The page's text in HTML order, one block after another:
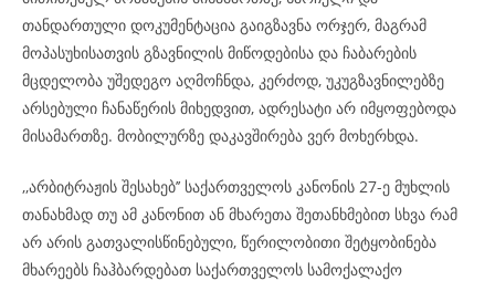
თანდართული დოკუმენტაცია გაიგზავნა ორჯერ, მაგრამ
მოპასუხისათვის გზავნილის მიწოდებისა და ჩაბარების
მცდელობა უშედეგო აღმოჩნდა, კერძოდ, უკუგზავნილებზე
არსებული ჩანაწერის მიხედვით, ადრესატი არ იმყოფებოდა
მისამართზე. მობილურზე დაკავშირება ვერ მოხერხდა.
,,არბიტრაჟის შესახებ’’ საქართველოს კანონის 27-ე მუხლის
თანახმად თუ ამ კანონით ან მხარეთა შეთანხმებით სხვა რამ
არ არის გათვალისწინებული, წერილობითი შეტყობინება
მხარეებს ჩაჰბარდებათ საქართველოს სამოქალაქო